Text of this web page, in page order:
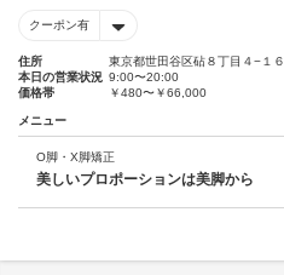
クーポン有
住所
東京都世田谷区砧８丁目４−１６
本日の営業状況 9:00〜20:00
価格帯
￥480〜￥66,000
メニュー
O脚・X脚矯正
美しいプロポーションは美脚から